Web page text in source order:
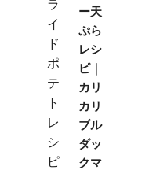
ー天
ぷら
レシ
ピ｜
カリ
カリ
ブル
ダッ
クマ